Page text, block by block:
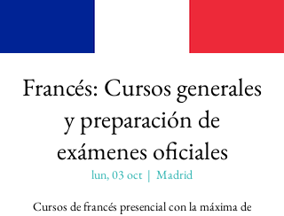
Francés: Cursos generales
y preparación de
exámenes oficiales
lun, 03 oct
  |
Madrid
Cursos de francés presencial con la máxima de